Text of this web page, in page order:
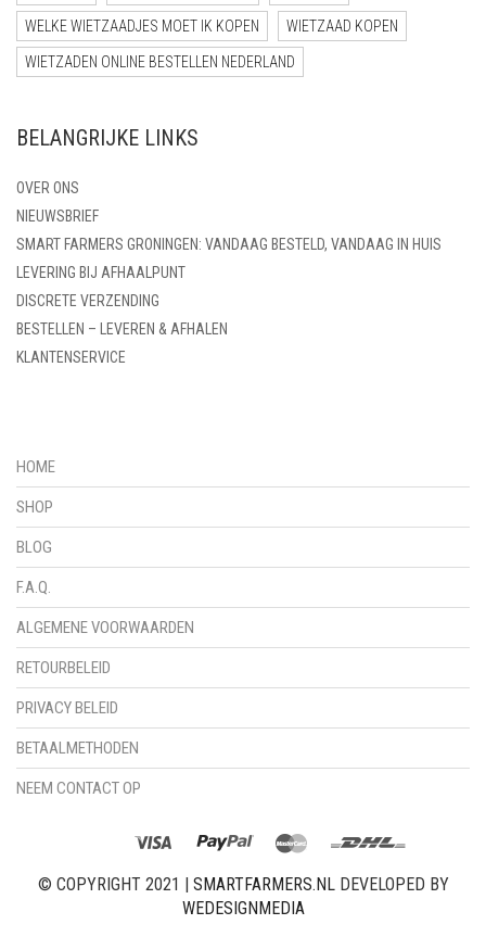
WELKE WIETZAADJES MOET IK KOPEN WIETZAAD KOPEN
WIETZADEN ONLINE BESTELLEN NEDERLAND
BELANGRIJKE LINKS
OVER ONS
NIEUWSBRIEF
SMART FARMERS GRONINGEN: VANDAAG BESTELD, VANDAAG IN HUIS
LEVERING BIJ AFHAALPUNT
DISCRETE VERZENDING
BESTELLEN – LEVEREN & AFHALEN
KLANTENSERVICE
HOME
SHOP
BLOG
F.A.Q.
ALGEMENE VOORWAARDEN
RETOURBELEID
PRIVACY BELEID
BETAALMETHODEN
NEEM CONTACT OP
© COPYRIGHT 2021 | SMARTFARMERS.NLDEVELOPED BY
WEDESIGNMEDIA